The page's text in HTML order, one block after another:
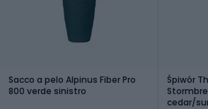
Sacco a pelo Alpinus Fiber Pro
800 verde sinistro
Śpiwór
cedar/